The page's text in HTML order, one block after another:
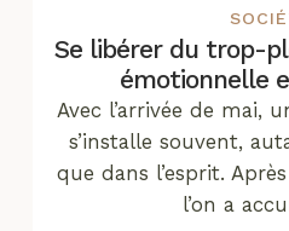
Se libérer du trop-
émotionnelle
Avec l’arrivée de mai,
s’installe souvent,
que dans l’esprit.
l’on a